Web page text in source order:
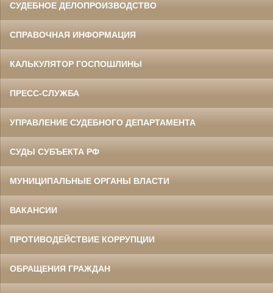
СУДЕБНОЕ ДЕЛОПРОИЗВОДСТВО
СПРАВОЧНАЯ ИНФОРМАЦИЯ
КАЛЬКУЛЯТОР ГОСПОШЛИНЫ
ПРЕСС-СЛУЖБА
УПРАВЛЕНИЕ СУДЕБНОГО ДЕПАРТАМЕНТА
СУДЫ СУБЪЕКТА РФ
МУНИЦИПАЛЬНЫЕ ОРГАНЫ ВЛАСТИ
ВАКАНСИИ
ПРОТИВОДЕЙСТВИЕ КОРРУПЦИИ
ОБРАЩЕНИЯ ГРАЖДАН